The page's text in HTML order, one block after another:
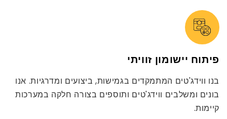
פיתוח יישומון זוויתי
בנו ווידג'טים המתמקדים בגמישות, ביצועים ומדרגיות. אנו
בונים ומשלבים ווידג'טים ותוספים בצורה חלקה במערכות
קיימות.